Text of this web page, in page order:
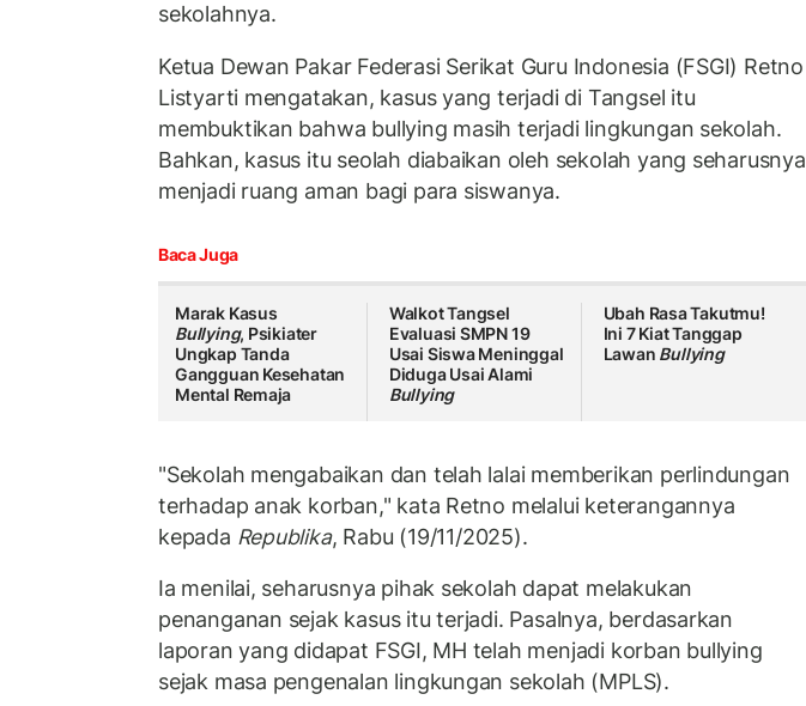
sekolahnya.
Ketua Dewan Pakar Federasi Serikat Guru Indonesia (FSGI) Retno
Listyarti mengatakan, kasus yang terjadi di Tangsel itu
membuktikan bahwa bullying masih terjadi lingkungan sekolah.
Bahkan, kasus itu seolah diabaikan oleh sekolah yang seharusnya
menjadi ruang aman bagi para siswanya.
Baca Juga
Marak Kasus
Bullying, Psikiater
Ungkap Tanda
Gangguan Kesehatan
Mental Remaja
Walkot Tangsel
Evaluasi SMPN 19
Usai Siswa Meninggal
Diduga Usai Alami
Bullying
Ubah Rasa Takutmu!
Ini 7 Kiat Tanggap
Lawan Bullying
"Sekolah mengabaikan dan telah lalai memberikan perlindungan
terhadap anak korban," kata Retno melalui keterangannya
kepada Republika, Rabu (19/11/2025).
Ia menilai, seharusnya pihak sekolah dapat melakukan
penanganan sejak kasus itu terjadi. Pasalnya, berdasarkan
laporan yang didapat FSGI, MH telah menjadi korban bullying
sejak masa pengenalan lingkungan sekolah (MPLS).